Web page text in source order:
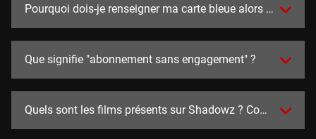
Pourquoi dois-je renseigner ma carte bleue alors que
Que signifie "abonnement sans engagement" ?
Quels sont les films présents sur Shadowz ? Combien y en